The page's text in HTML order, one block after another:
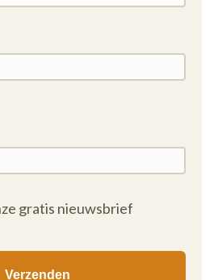
gratis nieuwsbrief